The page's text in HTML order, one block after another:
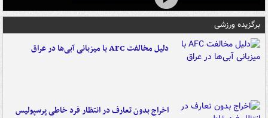
برگزیده ورزشی
دلیل مخالفت AFC با میزبانی آبی‌ها در عراق
اخراج بدون تعارف در انتظار فرد خاطی پرسپولیس